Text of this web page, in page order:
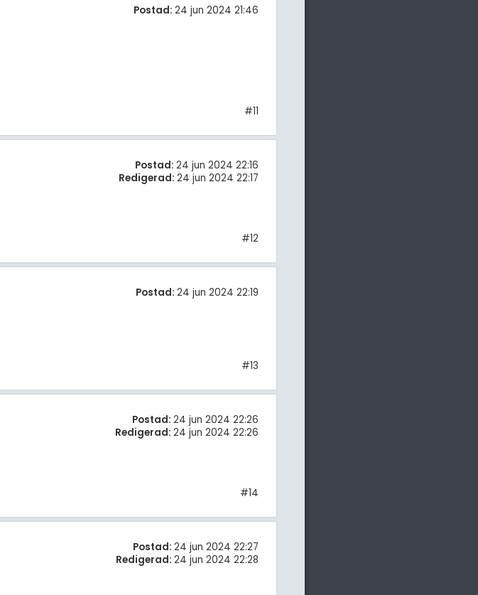
Postad: 24 jun 2024 21:46
#11
Postad: 24 jun 2024 22:16
Redigerad: 24 jun 2024 22:17
#12
Postad: 24 jun 2024 22:19
#13
Postad: 24 jun 2024 22:26
Redigerad: 24 jun 2024 22:26
#14
Postad: 24 jun 2024 22:27
Redigerad: 24 jun 2024 22:28